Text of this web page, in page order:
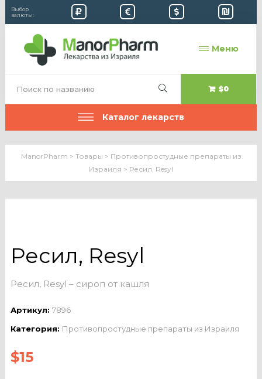
Выбор
валюты:
Меню
$0
Каталог лекарств
ManorPharm > Товары > Противопростудные препараты из
Израиля > Ресил, Resyl
Ресил, Resyl
Ресил, Resyl – сироп от кашля
Артикул: 7896
Категория: Противопростудные препараты из Израиля
$15